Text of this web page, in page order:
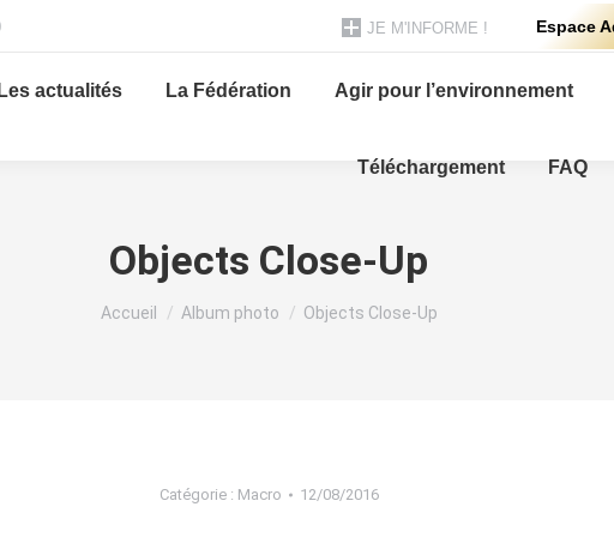
JE M'INFORME ! Espace
Les actualités La Fédération Agir pour l’environnement
Téléchargement FAQ
Objects Close-Up
Vous êtes ici :
Accueil Album photo Objects Close-Up
Catégorie : Macro 12/08/2016